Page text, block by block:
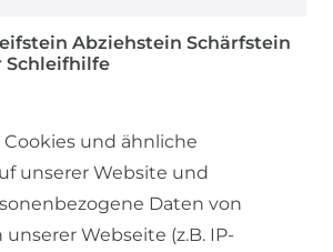
Abziehstein Schärfstein
Schleifhilfe
und ähnliche
unserer Website und
Daten von
Webseite (z.B. IP-